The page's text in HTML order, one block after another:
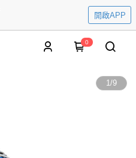
開啟APP
0
1/9